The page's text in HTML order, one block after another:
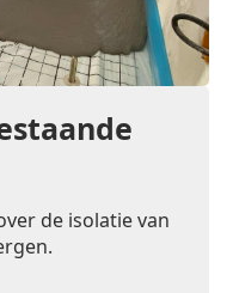
de isolatie van